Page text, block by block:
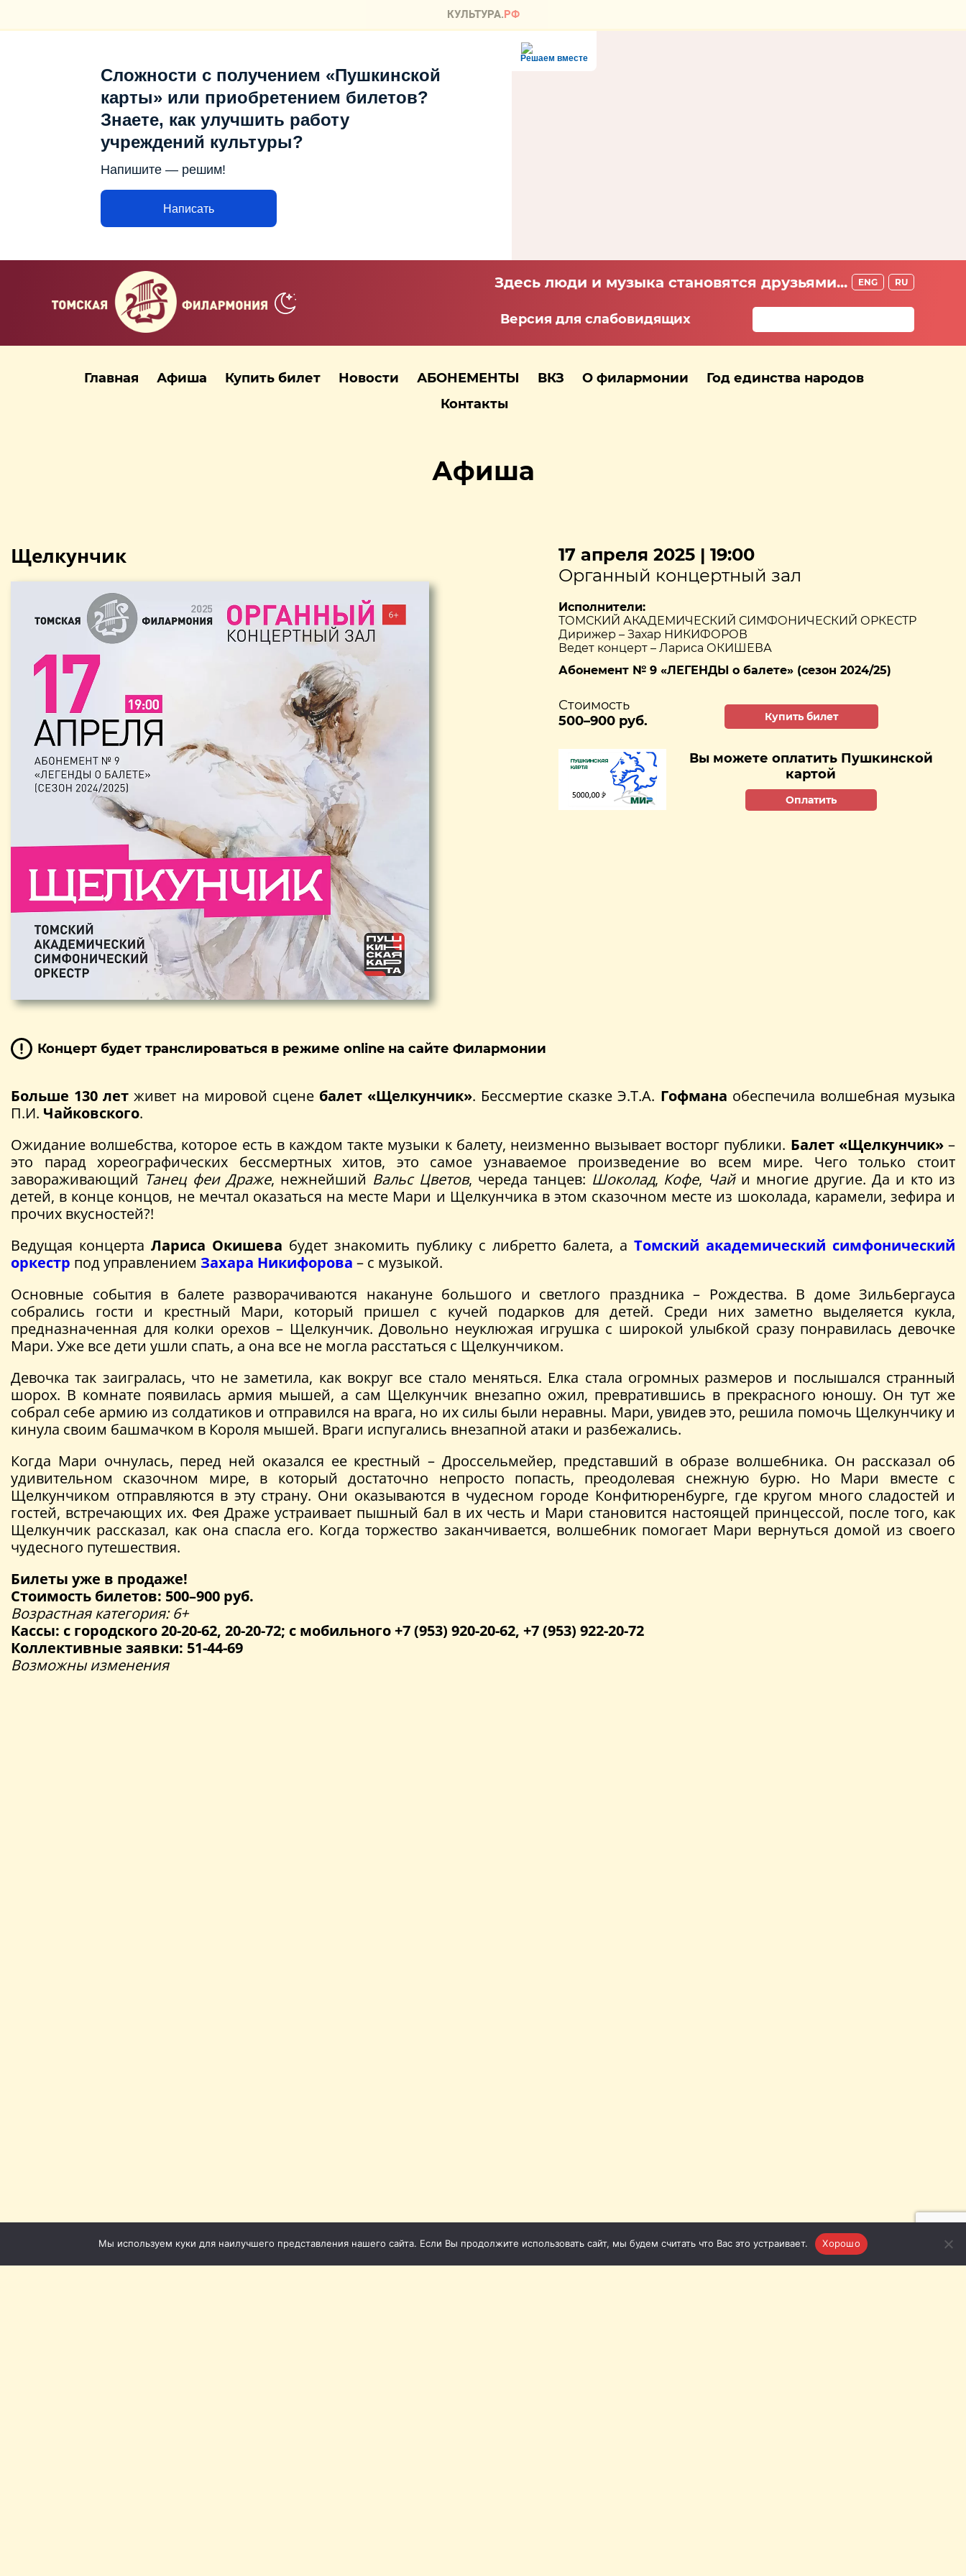
Решаем вместе
Сложности с получением «Пушкинской
карты» или приобретением билетов?
Знаете, как улучшить работу
учреждений культуры?
Напишите — решим!
Написать
Здесь люди и музыка становятся друзьями... ENG RU
Версия для слабовидящих
Главная Афиша Купить билет Новости АБОНЕМЕНТЫ ВКЗ О филармонии
Год единства народов
Контакты
Афиша
Щелкунчик
17 апреля 2025 | 19:00
Органный концертный зал
Исполнители:
ТОМСКИЙ АКАДЕМИЧЕСКИЙ СИМФОНИЧЕСКИЙ ОРКЕСТР
Дирижер – Захар НИКИФОРОВ
Ведет концерт – Лариса ОКИШЕВА
Абонемент № 9 «ЛЕГЕНДЫ о балете» (сезон 2024/25)
Стоимость
500–900 руб.
Купить билет
Вы можете оплатить Пушкинской
картой
Оплатить
Концерт будет транслироваться в режиме online на сайте Филармонии
Больше 130 лет живет на мировой сцене балет «Щелкунчик». Бессмертие сказке Э.Т.А. Гофмана обеспечила волшебная музыка
П.И. Чайковского.
Ожидание волшебства, которое есть в каждом такте музыки к балету, неизменно вызывает восторг публики. Балет «Щелкунчик»–
это парад хореографических бессмертных хитов, это самое узнаваемое произведение во всем мире. Чего только стоит
завораживающий Танец феи Драже, нежнейший Вальс Цветов, череда танцев: Шоколад, Кофе, Чайи многие другие. Да и кто из
детей, в конце концов, не мечтал оказаться на месте Мари и Щелкунчика в этом сказочном месте из шоколада, карамели, зефира и
прочих вкусностей?!
Ведущая концерта Лариса Окишева будет знакомить публику с либретто балета, а Томский академический симфонический
оркестр под управлением Захара Никифорова – с музыкой.
Основные события в балете разворачиваются накануне большого и светлого праздника – Рождества. В доме Зильбергауса
собрались гости и крестный Мари, который пришел с кучей подарков для детей. Среди них заметно выделяется кукла,
предназначенная для колки орехов – Щелкунчик. Довольно неуклюжая игрушка с широкой улыбкой сразу понравилась девочке
Мари. Уже все дети ушли спать, а она все не могла расстаться с Щелкунчиком.
Девочка так заигралась, что не заметила, как вокруг все стало меняться. Елка стала огромных размеров и послышался странный
шорох. В комнате появилась армия мышей, а сам Щелкунчик внезапно ожил, превратившись в прекрасного юношу. Он тут же
собрал себе армию из солдатиков и отправился на врага, но их силы были неравны. Мари, увидев это, решила помочь Щелкунчику и
кинула своим башмачком в Короля мышей. Враги испугались внезапной атаки и разбежались.
Когда Мари очнулась, перед ней оказался ее крестный – Дроссельмейер, представший в образе волшебника. Он рассказал об
удивительном сказочном мире, в который достаточно непросто попасть, преодолевая снежную бурю. Но Мари вместе с
Щелкунчиком отправляются в эту страну. Они оказываются в чудесном городе Конфитюренбурге, где кругом много сладостей и
гостей, встречающих их. Фея Драже устраивает пышный бал в их честь и Мари становится настоящей принцессой, после того, как
Щелкунчик рассказал, как она спасла его. Когда торжество заканчивается, волшебник помогает Мари вернуться домой из своего
чудесного путешествия.
Билеты уже в продаже!
Стоимость билетов: 500–900 руб.
Возрастная категория: 6+
Кассы: с городского 20-20-62, 20-20-72; с мобильного +7 (953) 920-20-62, +7 (953) 922-20-72
Коллективные заявки: 51-44-69
Возможны изменения
Мы используем куки для наилучшего представления нашего сайта. Если Вы продолжите использовать сайт, мы будем считать что Вас это устраивает. Хорошо